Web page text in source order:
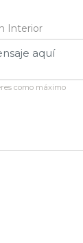
Interior
como máximo